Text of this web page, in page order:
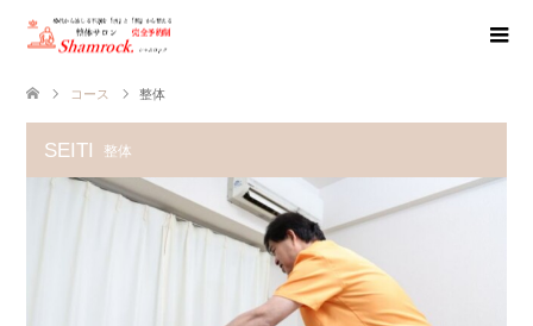
コース 整体
SEITI 整体